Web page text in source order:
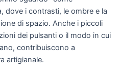
dove i contrasti, le ombre e la
di spazio. Anche i piccoli
dei pulsanti o il modo in cui
contribuiscono a
artigianale.